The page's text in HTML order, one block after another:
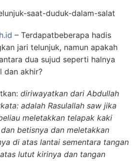
– Terdapatbeberapa hadis
jari telunjuk, namun apakah
dua sujud seperti halnya
dan akhir?
diriwayatkan dari Abdullah
adalah Rasulallah saw jika
meletakkan telapak kaki
betisnya dan meletakkan
di atas lantai sementara tangan
lutut kirinya dan tangan